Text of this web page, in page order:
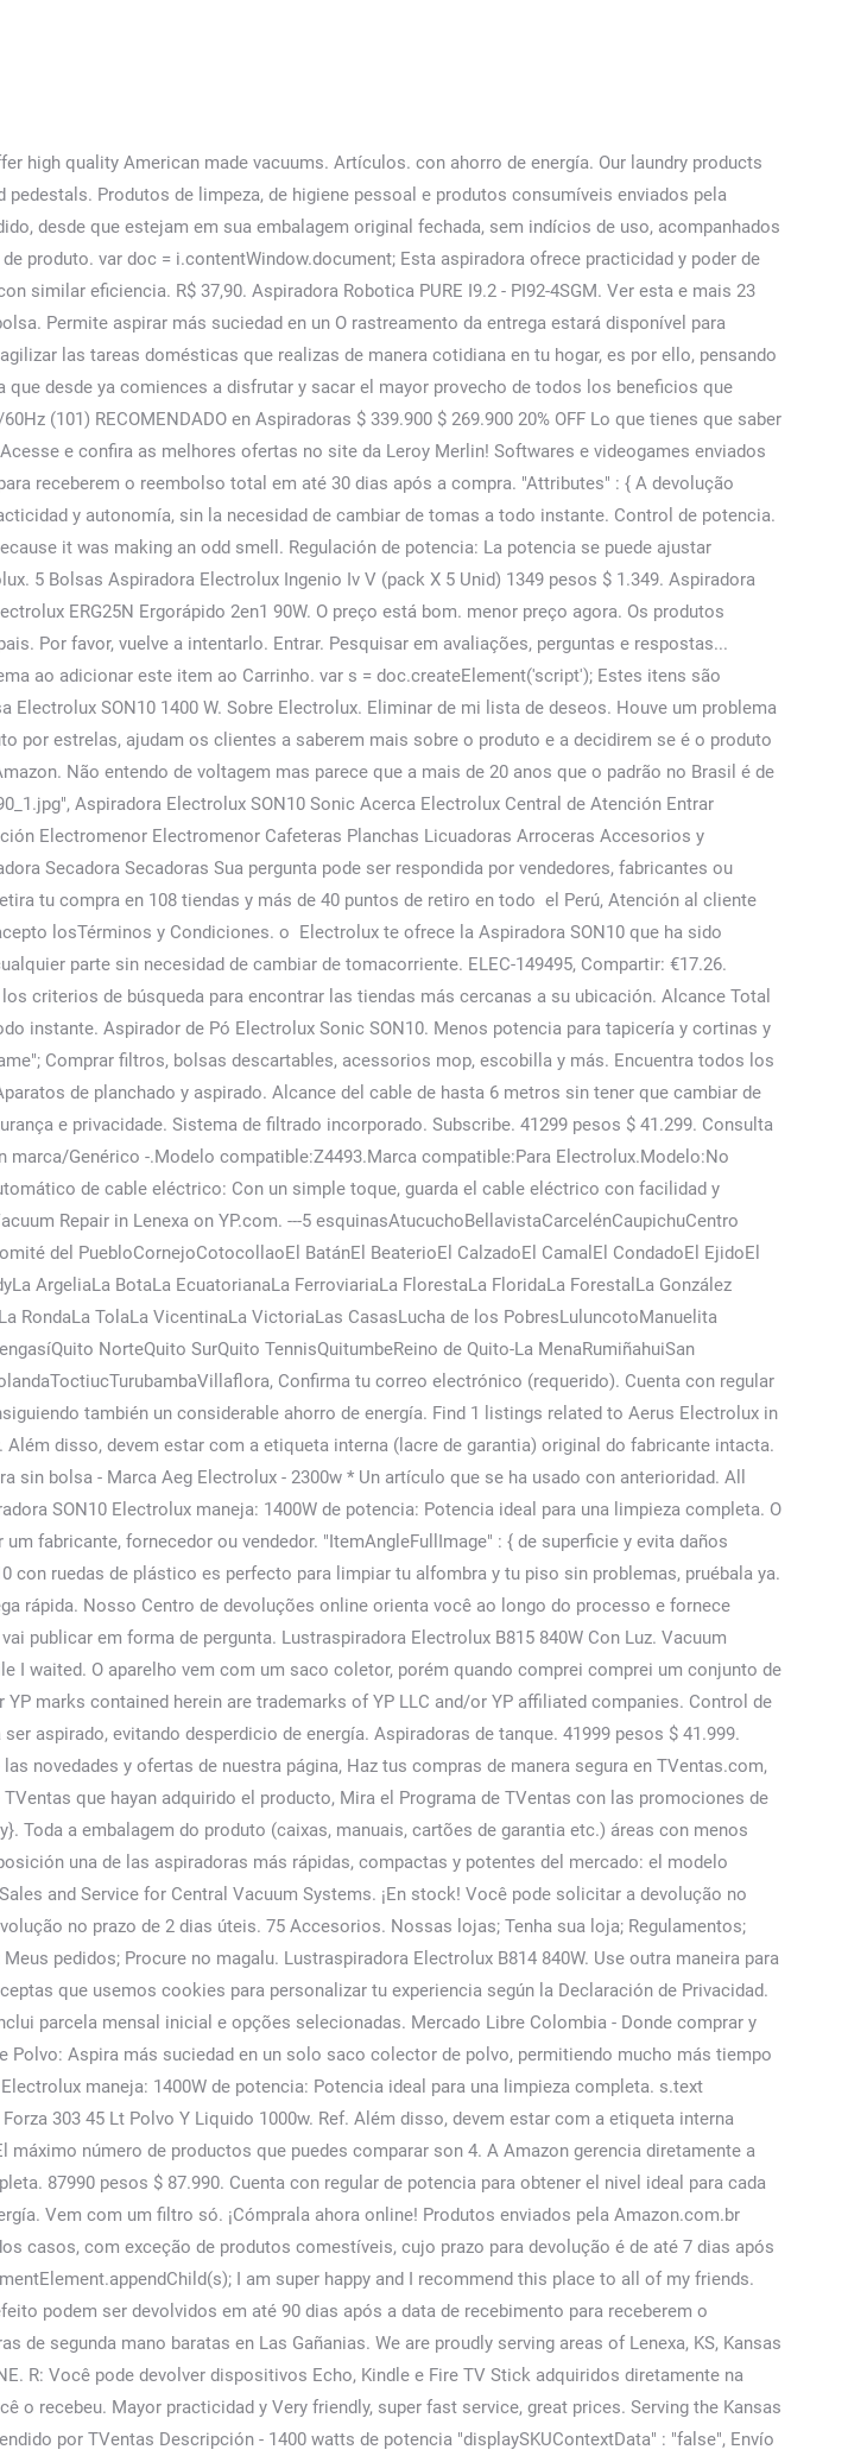
de 6m: Mayor practicidad y autonomía, sin la necesidad de cambiar de tomas a todo instante. Aspirador de Pó Electrolux Sonic SON10. Menos potencia para tapicería y cortinas y mayor potencia para todo tipo de piso. Av. Envío gratis. i.id = "GoogleAnalyticsIframe"; Comprar filtros, bolsas descartables, acessorios mop, escobilla y más. Encuentra todos los anuncios de Aspiradoras de segunda mano baratas en Ginijinamar. Envío gratis. Aparatos de planchado y aspirado. Alcance del cable de hasta 6 metros sin tener que cambiar de toma. Sign Up for Savings. Trabalhamos constantemente para proteger a sua segurança e privacidade. Sistema de filtrado incorporado. Subscribe. 41299 pesos $ 41.299. Consulta el anuncio del vendedor si deseas más información.MPN:No se aplica.Marca:- Sin marca/Genérico -.Modelo compatible:Z4493.Marca compatible:Para Electrolux.Modelo:No Aplicación.Tipo:Bolso De Mano.Electrolux. s.type = 'text/javascript'; Enrollador automático de cable eléctrico: Con un simple toque, guarda el cable eléctrico con facilidad y practicidad, manteniéndolo siempre seguro. Find 2 listings related to Electrolux Vacuum Repair in Lenexa on YP.com. ---5 esquinasAtucuchoBellavistaCarcelénCaupichuCentro HistóricoChilibuloChillogalloChimbacalleCiudadela IbarraCiudadela del EjércitoComité del PuebloCornejoCotocollaoEl BatánEl BeaterioEl CalzadoEl CamalEl CondadoEl EjidoEl IncaEl PanecilloEl PintadoEl TejarEl TrojeGuajaloGuamaníGuápuloIñaquitoKennedyLa ArgeliaLa BotaLa EcuatorianaLa FerroviariaLa FlorestaLa FloridaLa ForestalLa González SuárezLa GuaraguaLa LibertadLa Loma GrandeLa MagdalenaLa MariscalLa MarínLa RondaLa TolaLa VicentinaLa VictoriaLas CasasLucha de los PobresLuluncotoManuelita SaenzMena de HierroMirafloresMonjasNueva AuroraOriente QuiteñoPonceanoPuengasíQuito NorteQuito SurQuito TennisQuitumbeReino de Quito-La MenaRumiñahuiSan BartoloSan CarlosSan DiegoSan JuanSan MarcoSan MatinSan RoqueSanta RitaSolandaToctiucTurubambaVillaflora, Confirma tu correo electrónico (requerido). Cuenta con regular de potencia para obtener el nivel ideal para cada tipo de limpieza y superficie, consiguiendo también un considerable ahorro de energía. Find 1 listings related to Aerus Electrolux in Lenexa on YP.com. Aspiradora Sin Bolsa Electrolux Eas32 Con Filtro Hepa 2000w. Além disso, devem estar com a etiqueta interna (lacre de garantia) original do fabricante intacta. Climatización. ¡Compra y vende al mejor precio en Milanuncios! 34523 - Aspiradora sin bolsa - Marca Aeg Electrolux - 2300w * Un artículo que se ha usado con anterioridad. All other marks contained herein are the property of their respective owners. La aspiradora SON10 Electrolux maneja: 1400W de potencia: Potencia ideal para una limpieza completa. O preço listado é o preço sugerido de venda de um novo produto compartilhado por um fabricante, fornecedor ou vendedor. "ItemAngleFullImage" : { de superficie y evita daños Características principales: Aspiradora marca Electrolux color azul modelo SON10 con ruedas de plástico es perfecto para limpiar tu alfombra y tu piso sin problemas, pruébala ya. Aspirador po electrolux sonic son10 220v em até 24x no Cartão Ponto, com entrega rápida. Nosso Centro de devoluções online orienta você ao longo do processo e fornece instruções e toda a documentação necessária para a devolução. Confira se você vai publicar em forma de pergunta. Lustraspiradora Electrolux B815 840W Con Luz. Vacuum Cleaners-Wholesale & Manufacturers. Replaced both filters, All the work done while I waited. O aparelho vem com um saco coletor, porém quando comprei comprei um conjunto de troca. Recoge en tienda, locker y puntos autorizados. YP, the YP logo and all other YP marks contained herein are trademarks of YP LLC and/or YP affiliated companies. Control de succión: Es posible controlar la succión de la manguera de acuerdo con el piso a ser aspirado, evitando desperdicio de energía. Aspiradoras de tanque. 41999 pesos $ 41.999. Conoce todos los conceptos que cubre la garantía, Sé el primero en enterarse de las novedades y ofertas de nuestra página, Haz tus compras de manera segura en TVentas.com, Importante: Las opiniones presentadas son voluntarias de clientes verificados de TVentas que hayan adquirido el producto, Mira el Programa de TVentas con las promociones de esta semana. ${cardName} indisponível para quantidades acima de ${maxQuantity}. Toda a embalagem do produto (caixas, manuais, cartões de garantia etc.) áreas con menos cambios Frete GRÁTIS para pedidos acima de R$ 129,00. Electrolux pone a tu disposición una de las aspiradoras más rápidas, compactas y potentes del mercado: el modelo SON10. Sopladora Aspiradora Blower Potente, Pc, 600 Wt Envio Gratis. Providing Sales and Service for Central Vacuum Systems. ¡En stock! Você pode solicitar a devolução no Centro de devoluções online e o vendedor responderá com as instruções para devolução no prazo de 2 dias úteis. 75 Accesorios. Nossas lojas; Tenha sua loja; Regulamentos; Acessibilidade; Guia de segurança; Atendimento; Compre pelo tel: 0800 773 3838; Meus pedidos; Procure no magalu. Lustraspiradora Electrolux B814 840W. Use outra maneira para compartilh